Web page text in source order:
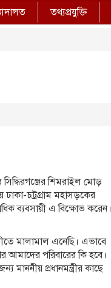
তথ্যপ্রযুক্তি
সিদ্ধিরগঞ্জের শিমরাইল মোড়
ঢাকা-চট্রগ্রাম মহাসড়কের
ব্যবসায়ী এ বিক্ষোভ করেন।
মালামাল এনেছি। এভাবে
আমাদের পরিবারের কি হবে।
প্রধানমন্ত্রীর কাছে